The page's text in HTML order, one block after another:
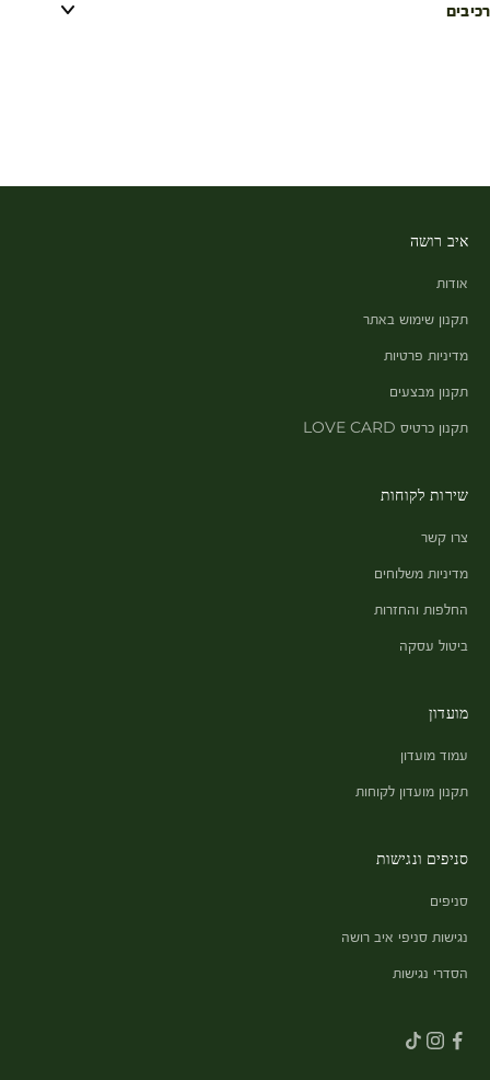
רכיבים
איב רושה
אודות
תקנון שימוש באתר
מדיניות פרטיות
תקנון מבצעים
תקנון כרטיס LOVE CARD
שירות לקוחות
צרו קשר
מדיניות משלוחים
החלפות והחזרות
ביטול עסקה
מועדון
עמוד מועדון
תקנון מועדון לקוחות
סניפים ונגישות
סניפים
נגישות סניפי איב רושה
הסדרי נגישות